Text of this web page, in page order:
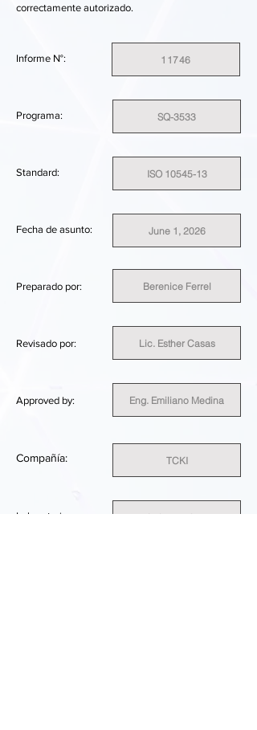
correctamente autorizado.
Informe N°: 11746
Programa: SQ-3533
Standard: ISO 10545-13
Fecha de asunto: June 1, 2026
Preparado por: Berenice Ferrel
Revisado por: Lic. Esther Casas
Approved by: Eng. Emiliano Medina
Compañía: TCKI
Laboratorio Laboratorium